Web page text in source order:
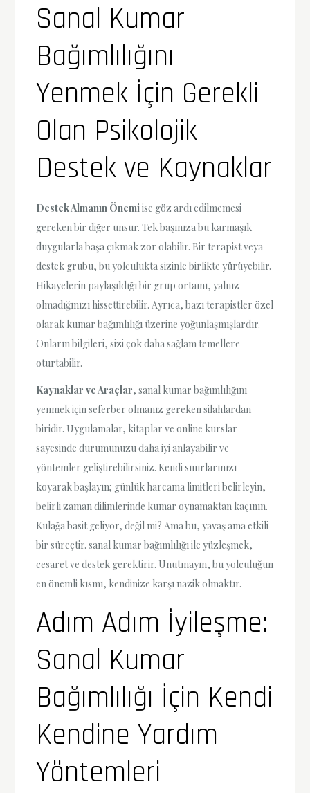
Sanal Kumar
Bağımlılığını
Yenmek İçin Gerekli
Olan Psikolojik
Destek ve Kaynaklar
Destek Almanın Önemiise göz ardı edilmemesi
gereken bir diğer unsur. Tek başınıza bu karmaşık
duygularla başa çıkmak zor olabilir. Bir terapist veya
destek grubu, bu yolculukta sizinle birlikte yürüyebilir.
Hikayelerin paylaşıldığı bir grup ortamı, yalnız
olmadığınızı hissettirebilir. Ayrıca, bazı terapistler özel
olarak kumar bağımlılığı üzerine yoğunlaşmışlardır.
Onların bilgileri, sizi çok daha sağlam temellere
oturtabilir.
Kaynaklar ve Araçlar, sanal kumar bağımlılığını
yenmek için seferber olmanız gereken silahlardan
biridir. Uygulamalar, kitaplar ve online kurslar
sayesinde durumunuzu daha iyi anlayabilir ve
yöntemler geliştirebilirsiniz. Kendi sınırlarınızı
koyarak başlayın; günlük harcama limitleri belirleyin,
belirli zaman dilimlerinde kumar oynamaktan kaçının.
Kulağa basit geliyor, değil mi? Ama bu, yavaş ama etkili
bir süreçtir. sanal kumar bağımlılığı ile yüzleşmek,
cesaret ve destek gerektirir. Unutmayın, bu yolculuğun
en önemli kısmı, kendinize karşı nazik olmaktır.
Adım Adım İyileşme:
Sanal Kumar
Bağımlılığı İçin Kendi
Kendine Yardım
Yöntemleri